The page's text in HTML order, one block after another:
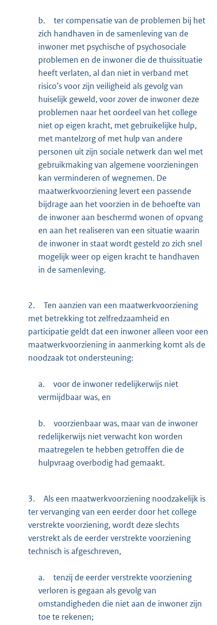
b.
ter compensatie van de problemen bij het
zich handhaven in de samenleving van de
inwoner met psychische of psychosociale
problemen en de inwoner die de thuissituatie
heeft verlaten, al dan niet in verband met
risico’s voor zijn veiligheid als gevolg van
huiselijk geweld, voor zover de inwoner deze
problemen naar het oordeel van het college
niet op eigen kracht, met gebruikelijke hulp,
met mantelzorg of met hulp van andere
personen uit zijn sociale netwerk dan wel met
gebruikmaking van algemene voorzieningen
kan verminderen of wegnemen. De
maatwerkvoorziening levert een passende
bijdrage aan het voorzien in de behoefte van
de inwoner aan beschermd wonen of opvang
en aan het realiseren van een situatie waarin
de inwoner in staat wordt gesteld zo zich snel
mogelijk weer op eigen kracht te handhaven
in de samenleving.
2.
Ten aanzien van een maatwerkvoorziening
met betrekking tot zelfredzaamheid en
participatie geldt dat een inwoner alleen voor een
maatwerkvoorziening in aanmerking komt als de
noodzaak tot ondersteuning:
a.
voor de inwoner redelijkerwijs niet
vermijdbaar was, en
b.
voorzienbaar was, maar van de inwoner
redelijkerwijs niet verwacht kon worden
maatregelen te hebben getroffen die de
hulpvraag overbodig had gemaakt.
3.
Als een maatwerkvoorziening noodzakelijk is
ter vervanging van een eerder door het college
verstrekte voorziening, wordt deze slechts
verstrekt als de eerder verstrekte voorziening
technisch is afgeschreven,
a.
tenzij de eerder verstrekte voorziening
verloren is gegaan als gevolg van
omstandigheden die niet aan de inwoner zijn
toe te rekenen;